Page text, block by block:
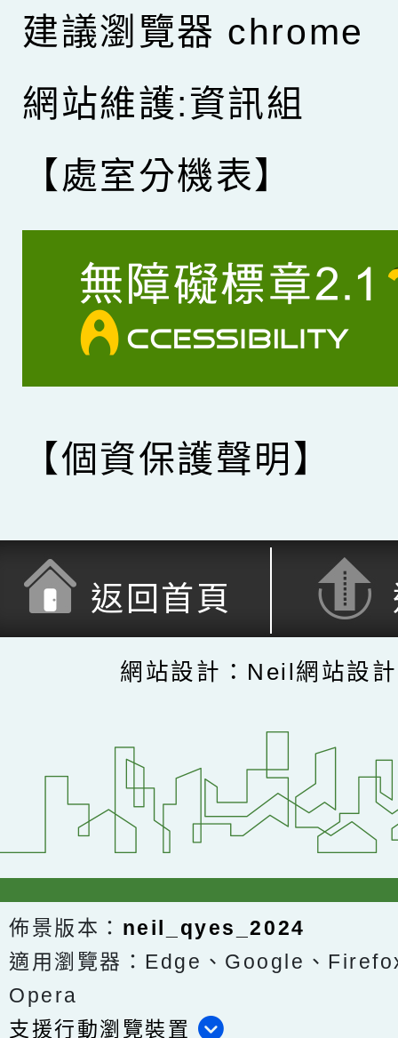
建議瀏覽器 chrome
網站維護:資訊組
【處室分機表】
【個資保護聲明】
返回首頁
網站設計：Neil網站設
佈景版本： neil_qyes_2024
適用瀏覽器：Edge、Google、
Opera
支援行動瀏覽裝置